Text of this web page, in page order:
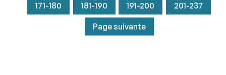
171-180 181-190 191-200 201-237
Page suivante